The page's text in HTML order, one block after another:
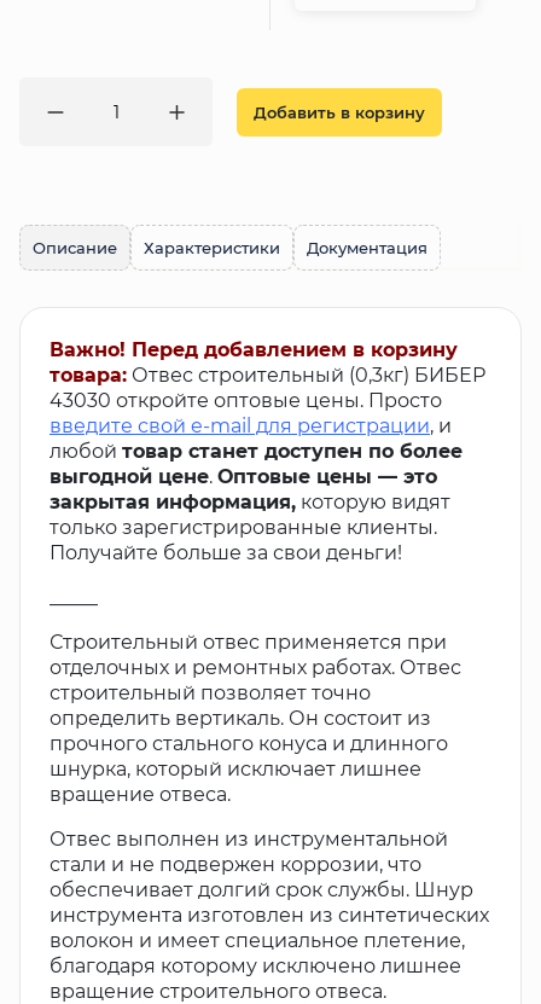
Добавить в корзину
Описание Характеристики Документация
Важно! Перед добавлением в корзину
товара: Отвес строительный (0,3кг) БИБЕР
43030 откройте оптовые цены. Просто
введите свой e-mail для регистрации, и
любой товар станет доступен по более
выгодной цене. Оптовые цены — это
закрытая информация, которую видят
только зарегистрированные клиенты.
Получайте больше за свои деньги!
Строительный отвес применяется при
отделочных и ремонтных работах. Отвес
строительный позволяет точно
определить вертикаль. Он состоит из
прочного стального конуса и длинного
шнурка, который исключает лишнее
вращение отвеса.
Отвес выполнен из инструментальной
стали и не подвержен коррозии, что
обеспечивает долгий срок службы. Шнур
инструмента изготовлен из синтетических
волокон и имеет специальное плетение,
благодаря которому исключено лишнее
вращение строительного отвеса.